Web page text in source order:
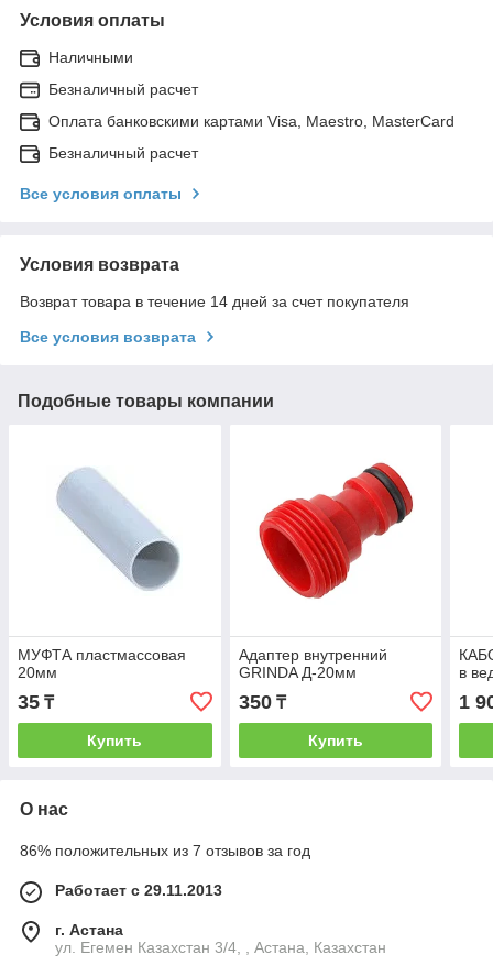
Условия оплаты
Наличными
Безналичный расчет
Оплата банковскими картами Visa, Maestro, MasterCard
Безналичный расчет
Все условия оплаты
Условия возврата
Возврат товара в течение 14 дней за счет покупателя
Все условия возврата
Подобные товары компании
МУФТА пластмассовая
20мм
35 ₸
Купить
Адаптер внутренний
GRINDA Д-20мм
350₸
Купить
в
1
О нас
86% положительных из 7 отзывов за год
Работает с 29.11.2013
г. Астана
ул. Егемен Казахстан 3/4, , Астана, Казахстан